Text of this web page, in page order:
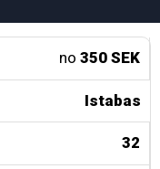
no 350 SEK
Istabas
32